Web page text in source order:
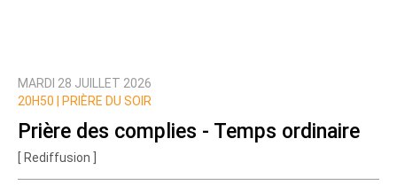
MARDI 28 JUILLET 2026
20H50 |
PRIÈRE DU SOIR
Prière des complies - Temps ordinaire
[ Rediffusion ]